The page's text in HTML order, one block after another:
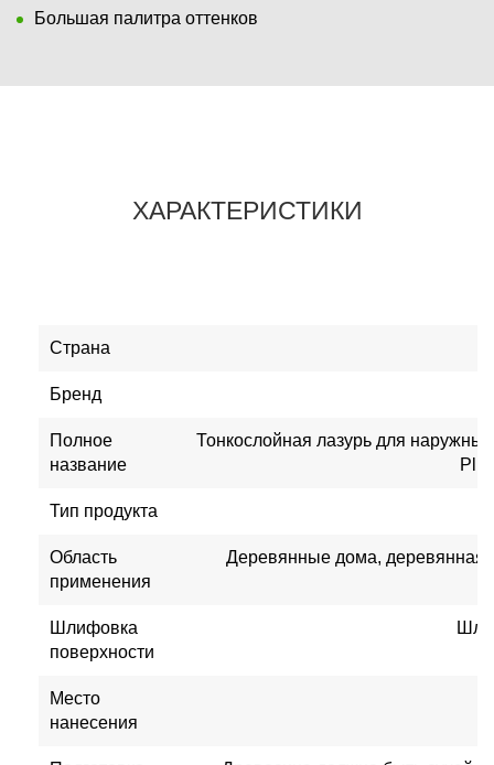
Большая палитра оттенков
ХАРАКТЕРИСТИКИ
Страна
Бренд
Полное
название
Тонкослойная лазурь для
Тип продукта
Область
применения
Деревянные дома, деревянная
Шлифовка
поверхности
Место
нанесения